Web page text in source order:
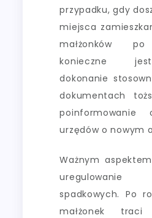
przypadku, gdy
miejsca
małżonków po
konieczne
dokonanie
dokumentach
poinformowanie
urzędów o nowym
Ważnym
spadkowych. Po
małżonek